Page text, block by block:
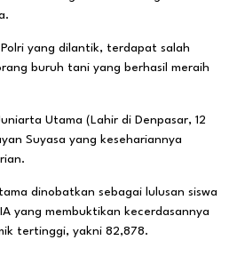
yang dilantik, terdapat salah
buruh tani yang berhasil meraih
Utama (Lahir di Denpasar, 12
Suyasa yang kesehariannya
dinobatkan sebagai lulusan siswa
yang membuktikan kecerdasannya
tertinggi, yakni 82,878.